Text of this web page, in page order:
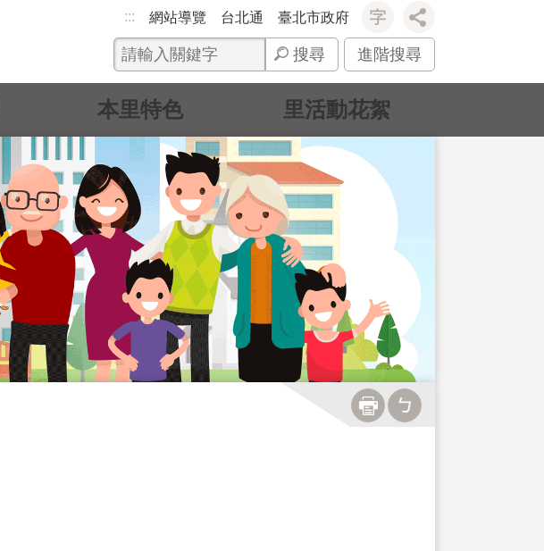
::: 網站導覽 台北通 臺北市政府
搜尋 進階搜尋
本里特色 里活動花絮